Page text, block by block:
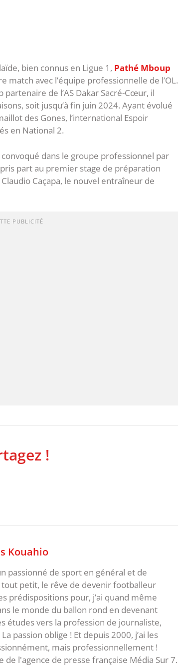
bien connus en Ligue 1, Pathé Mboup
avec l’équipe professionnelle de l’OL.
de l’AS Dakar Sacré-Cœur, il
soit jusqu’à fin juin 2024. Ayant évolué
des Gones, l’international Espoir
en National 2.
dans le groupe professionnel par
part au premier stage de préparation
Caçapa, le nouvel entraîneur de
PUBLICITÉ
!
Kouahio
passionné de sport en général et de
tout petit, le rêve de devenir footballeur
prédispositions pour, j’ai quand même
le monde du ballon rond en devenant
études vers la profession de journaliste,
passion oblige ! Et depuis 2000, j’ai les
mais professionnellement !
l'agence de presse française Média Sur 7.